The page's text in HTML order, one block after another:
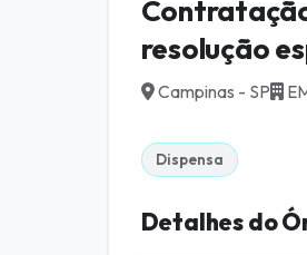
resolução
Campinas - SP
Dispensa
Detalhes do